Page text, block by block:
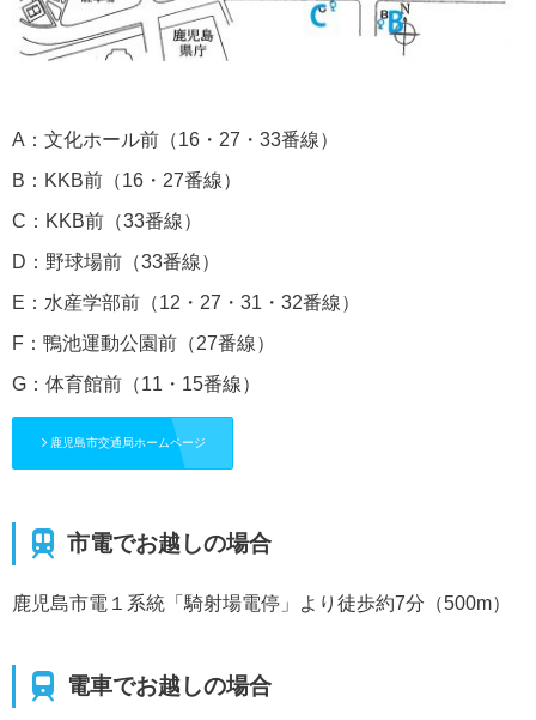
A：文化ホール前（16・27・33番線）
B：KKB前（16・27番線）
C：KKB前（33番線）
D：野球場前（33番線）
E：水産学部前（12・27・31・32番線）
F：鴨池運動公園前（27番線）
G：体育館前（11・15番線）
鹿児島市交通局ホームページ
市電でお越しの場合
鹿児島市電１系統「騎射場電停」より徒歩約7分（500m）
電車でお越しの場合